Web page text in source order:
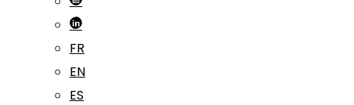
FR
EN
ES